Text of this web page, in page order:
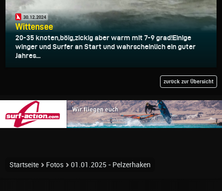
30.12.2024
Wittensee
20-35 knoten,böig,zickig aber warm mit 7-9 grad!Einige
winger und Surfer an Start und wahrscheinlich ein guter
Jahres...
zurück zur Übersicht
Startseite Fotos 01.01.2025 - Pelzerhaken